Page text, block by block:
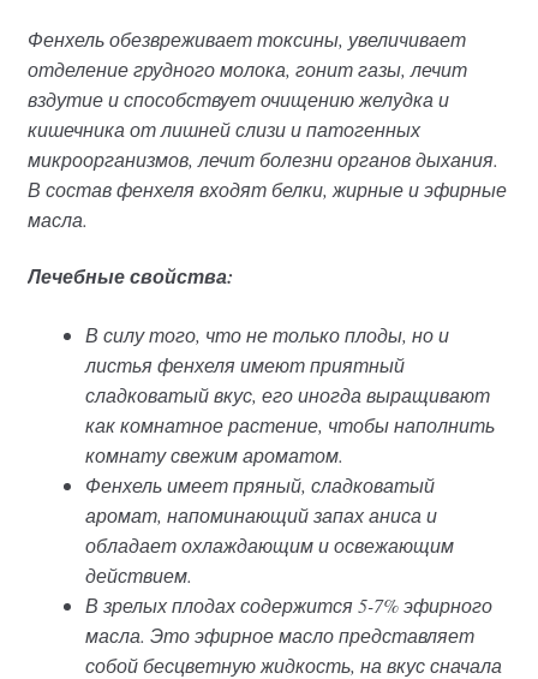
Фенхель обезвреживает токсины, увеличивает
отделение грудного молока, гонит газы, лечит
вздутие и способствует очищению желудка и
кишечника от лишней слизи и патогенных
микроорганизмов, лечит болезни органов дыхания.
В состав фенхеля входят белки, жирные и эфирные
масла.
Лечебные свойства:
В силу того, что не только плоды, но и
листья фенхеля имеют приятный
сладковатый вкус, его иногда выращивают
как комнатное растение, чтобы наполнить
комнату свежим ароматом.
Фенхель имеет пряный, сладковатый
аромат, напоминающий запах аниса и
обладает охлаждающим и освежающим
действием.
В зрелых плодах содержится 5-7% эфирного
масла. Это эфирное масло представляет
собой бесцветную жидкость, на вкус сначала